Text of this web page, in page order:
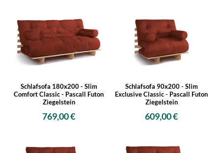
Schlafsofa 180x200 - Slim
Comfort Classic - Pascall Futon
Ziegelstein
769,00 €
Schlafsofa 90x200 - Slim
Exclusive Classic - Pascall Futon
Ziegelstein
609,00 €